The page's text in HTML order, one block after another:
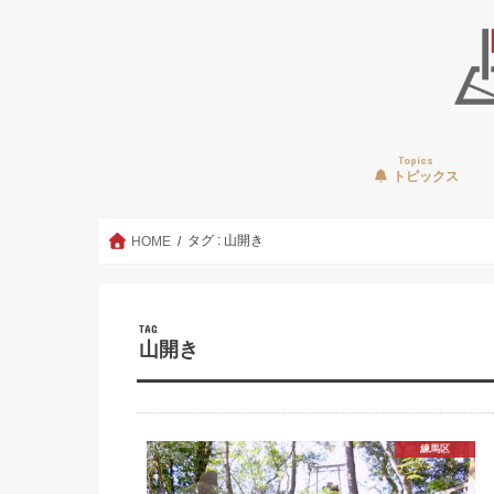
Topics
トピックス
HOME タグ : 山開き
TAG
山開き
練馬区